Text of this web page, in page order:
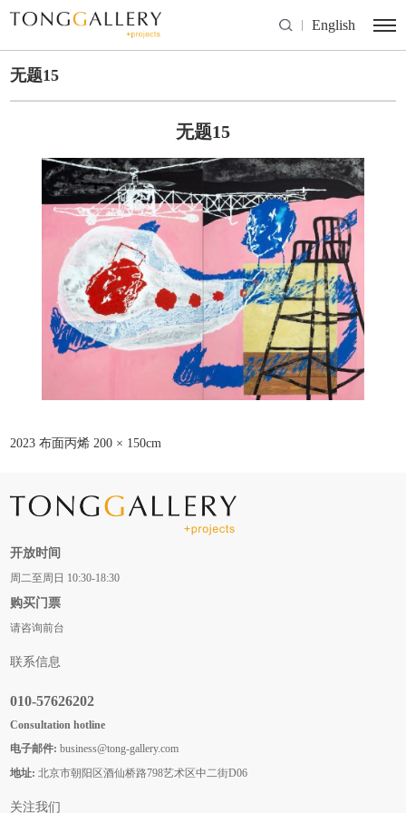
English
⽆题15
⽆题15
2023 布⾯丙烯 200 × 150cm
开放时间
周二至周日 10:30-18:30
购买门票
请咨询前台
联系信息
010-57626202
Consultation hotline
电子邮件: business@tong-gallery.com
地址: 北京市朝阳区酒仙桥路798艺术区中二街D06
关注我们